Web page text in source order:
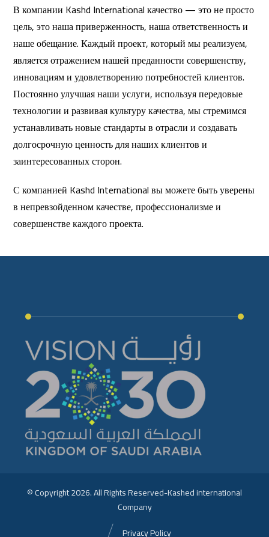
В компании Kashd International качество — это не просто
цель, это наша приверженность, наша ответственность и
наше обещание. Каждый проект, который мы реализуем,
является отражением нашей преданности совершенству,
инновациям и удовлетворению потребностей клиентов.
Постоянно улучшая наши услуги, используя передовые
технологии и развивая культуру качества, мы стремимся
устанавливать новые стандарты в отрасли и создавать
долгосрочную ценность для наших клиентов и
заинтересованных сторон.
С компанией Kashd International вы можете быть уверены
в непревзойденном качестве, профессионализме и
совершенстве каждого проекта.
© Copyright 2026. All Rights Reserved-Kashed international
Company
Privacy Policy